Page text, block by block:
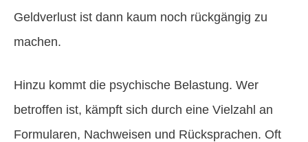
Geldverlust ist dann kaum noch rückgängig zu
machen.
Hinzu kommt die psychische Belastung. Wer
betroffen ist, kämpft sich durch eine Vielzahl an
Formularen, Nachweisen und Rücksprachen. Oft